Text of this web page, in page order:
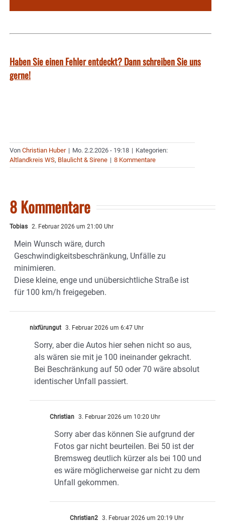
Haben Sie einen Fehler entdeckt? Dann schreiben Sie uns
gerne!
Von Christian Huber | Mo. 2.2.2026 - 19:18 | Kategorien:
Altlandkreis WS, Blaulicht & Sirene | 8 Kommentare
8 Kommentare
Tobias 2. Februar 2026 um 21:00 Uhr
Mein Wunsch wäre, durch
Geschwindigkeitsbeschränkung, Unfälle zu
minimieren.
Diese kleine, enge und unübersichtliche Straße ist
für 100 km/h freigegeben.
nixfürungut 3. Februar 2026 um 6:47 Uhr
Sorry, aber die Autos hier sehen nicht so aus,
als wären sie mit je 100 ineinander gekracht.
Bei Beschränkung auf 50 oder 70 wäre absolut
identischer Unfall passiert.
Christian 3. Februar 2026 um 10:20 Uhr
Sorry aber das können Sie aufgrund der
Fotos gar nicht beurteilen. Bei 50 ist der
Bremsweg deutlich kürzer als bei 100 und
es wäre möglicherweise gar nicht zu dem
Unfall gekommen.
Christian2 3. Februar 2026 um 20:19 Uhr